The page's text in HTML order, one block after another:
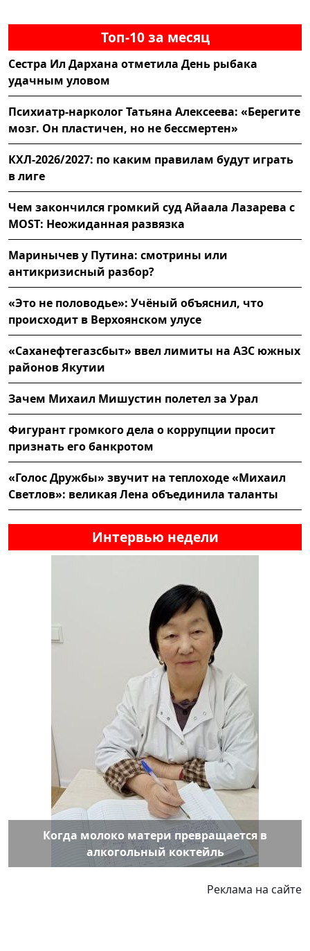
Топ-10 за месяц
Сестра Ил Дархана отметила День рыбака
удачным уловом
Психиатр-нарколог Татьяна Алексеева: «Берегите
мозг. Он пластичен, но не бессмертен»
КХЛ-2026/2027: по каким правилам будут играть
в лиге
Чем закончился громкий суд Айаала Лазарева с
MOST: Неожиданная развязка
Маринычев у Путина: смотрины или
антикризисный разбор?
«Это не половодье»: Учёный объяснил, что
происходит в Верхоянском улусе
«Саханефтегазсбыт» ввел лимиты на АЗС южных
районов Якутии
Зачем Михаил Мишустин полетел за Урал
Фигурант громкого дела о коррупции просит
признать его банкротом
«Голос Дружбы» звучит на теплоходе «Михаил
Светлов»: великая Лена объединила таланты
Интервью недели
Когда молоко матери превращается в
алкогольный коктейль
Реклама на сайте